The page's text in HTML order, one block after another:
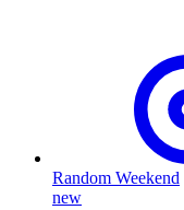
Random Weekend
new